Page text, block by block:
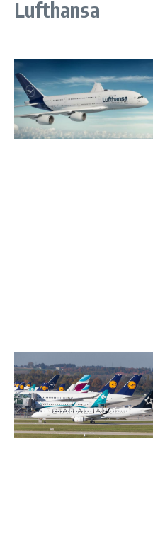
Lufthansa